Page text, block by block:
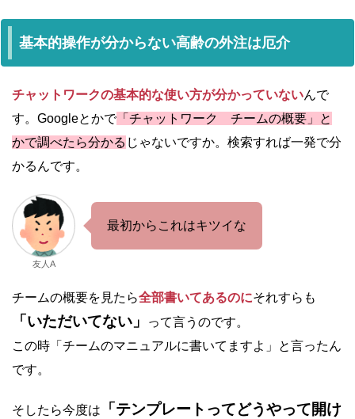
基本的操作が分からない高齢の外注は厄介
チャットワークの基本的な使い方が分かっていないんで
す。Googleとかで 「チャットワーク チームの概要」と
かで調べたら分かる じゃないですか。検索すれば一発で分
かるんです。
友人A
最初からこれはキツイな
チームの概要を見たら全部書いてあるのにそれすらも
「いただいてない」
って言うのです。
この時「チームのマニュアルに書いてますよ」と言ったん
です。
そしたら今度は
「テンプレートってどうやって開け